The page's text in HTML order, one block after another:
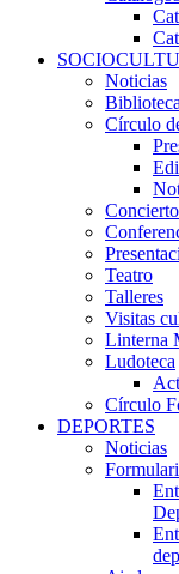
Noticias
Biblioteca
Círculo
Teatro
Talleres
Visitas
Linterna
Ludoteca
Círculo
DEPORTES
Noticias